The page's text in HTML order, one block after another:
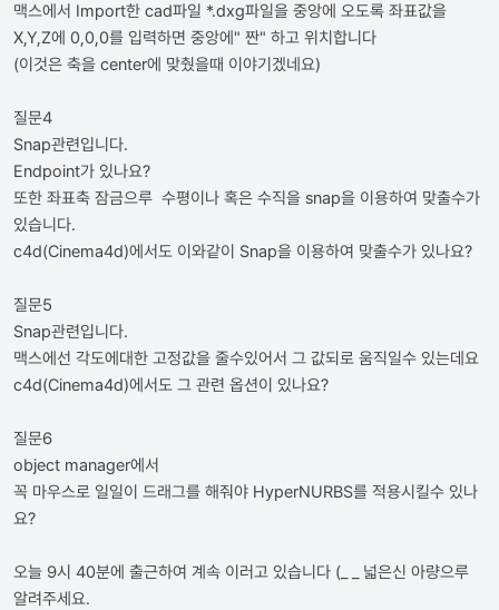
맥스에서 Import한 cad파일 *.dxg파일을 중앙에 오도록 좌표값을
X,Y,Z에 0,0,0를 입력하면 중앙에" 짠" 하고 위치합니다
(이것은 축을 center에 맞췄을때 이야기겠네요)
질문4
Snap관련입니다.
Endpoint가 있나요?
또한 좌표축 잠금으루 수평이나 혹은 수직을 snap을 이용하여 맞출수가
있습니다.
c4d(Cinema4d)에서도 이와같이 Snap을 이용하여 맞출수가 있나요?
질문5
Snap관련입니다.
맥스에선 각도에대한 고정값을 줄수있어서 그 값되로 움직일수 있는데요
c4d(Cinema4d)에서도 그 관련 옵션이 있나요?
질문6
object manager에서
꼭 마우스로 일일이 드래그를 해줘야 HyperNURBS를 적용시킬수 있나
요?
오늘 9시 40분에 출근하여 계속 이러고 있습니다 (_ _ 넓은신 아량으루
알려주세요.